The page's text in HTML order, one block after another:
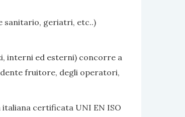
sanitario, geriatri, etc..)
interni ed esterni) concorre a
fruitore, degli operatori,
italiana certificata UNI EN ISO